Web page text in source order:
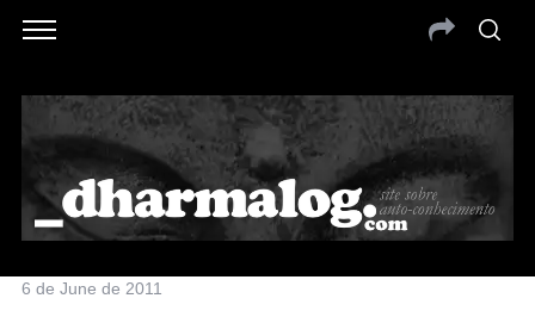
6 de June de 2011